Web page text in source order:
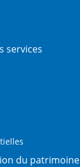
services
du patrimoine